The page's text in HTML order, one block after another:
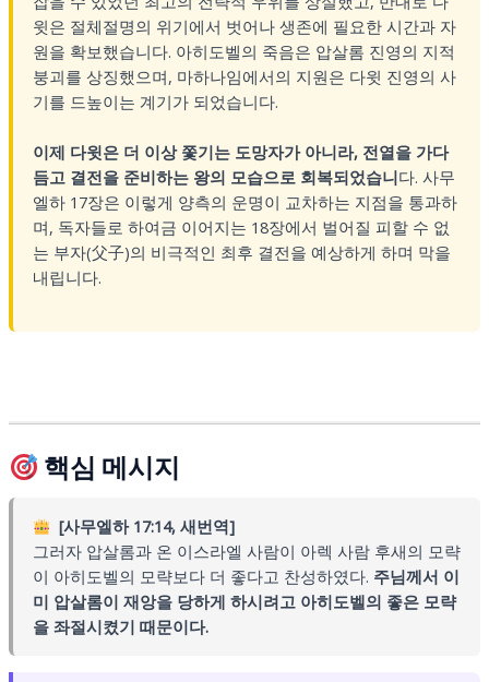
윗은 절체절명의 위기에서 벗어나 생존에 필요한 시간과 자
원을 확보했습니다. 아히도벨의 죽음은 압살롬 진영의 지적
붕괴를 상징했으며, 마하나임에서의 지원은 다윗 진영의 사
기를 드높이는 계기가 되었습니다.
이제 다윗은 더 이상 쫓기는 도망자가 아니라, 전열을 가다
듬고 결전을 준비하는 왕의 모습으로 회복되었습니다. 사무
엘하 17장은 이렇게 양측의 운명이 교차하는 지점을 통과하
며, 독자들로 하여금 이어지는 18장에서 벌어질 피할 수 없
는 부자(父子)의 비극적인 최후 결전을 예상하게 하며 막을
내립니다.
핵심 메시지
[사무엘하 17:14, 새번역]
그러자 압살롬과 온 이스라엘 사람이 아렉 사람 후새의 모략
이 아히도벨의 모략보다 더 좋다고 찬성하였다. 주님께서 이
미 압살롬이 재앙을 당하게 하시려고 아히도벨의 좋은 모략
을 좌절시켰기 때문이다.